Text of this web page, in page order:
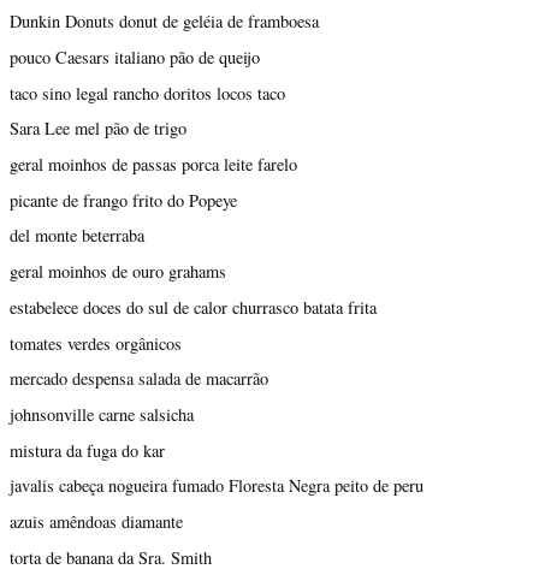
Dunkin Donuts donut de geléia de framboesa
pouco Caesars italiano pão de queijo
taco sino legal rancho doritos locos taco
Sara Lee mel pão de trigo
geral moinhos de passas porca leite farelo
picante de frango frito do Popeye
del monte beterraba
geral moinhos de ouro grahams
estabelece doces do sul de calor churrasco batata frita
tomates verdes orgânicos
mercado despensa salada de macarrão
johnsonville carne salsicha
mistura da fuga do kar
javalis cabeça nogueira fumado Floresta Negra peito de peru
azuis amêndoas diamante
torta de banana da Sra. Smith